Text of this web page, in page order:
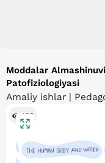
Moddalar
Patofiziologiyasi
Amaliy ishlar |
169